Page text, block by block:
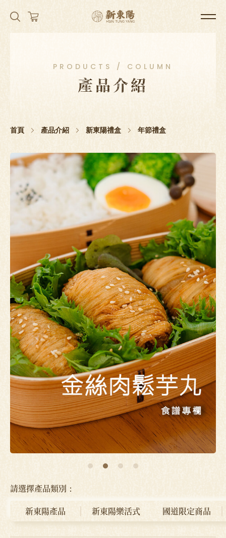
PRODUCTS / COLUMN
產品介紹
首頁 產品介紹 新東陽禮盒 年節禮盒
請選擇產品類別：
新東陽產品
新東陽樂活式 國道限定商品